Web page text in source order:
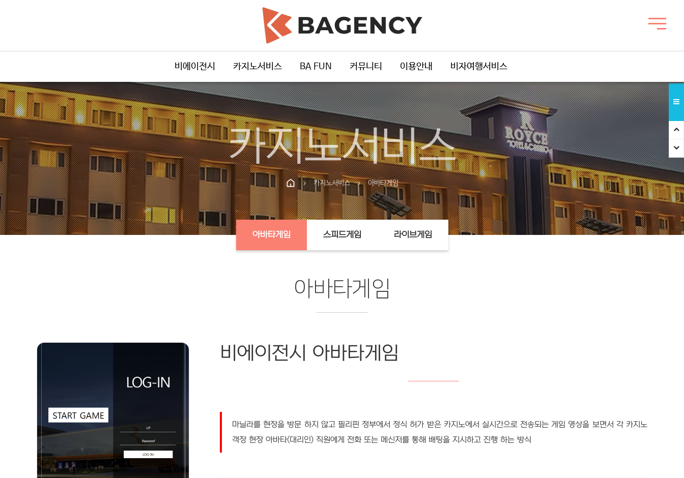
비에이전시 카지노서비스 BA FUN 커뮤니티 이용안내 비자여행서비스
카지노서비스
chevron_right 카지노서비스 chevron_right 아바타게임
아바타게임 스피드게임 라이브게임
아바타게임
비에이전시 아바타게임
마닐라를 현장을 방문 하지 않고 필리핀 정부에서 정식 허가 받은 카지노에서 실시간으로 전송되는 게임 영상을 보면서 각 카지노
객장 현장 아바타(대리인) 직원에게 전화 또는 메신저를 통해 배팅을 지시하고 진행 하는 방식